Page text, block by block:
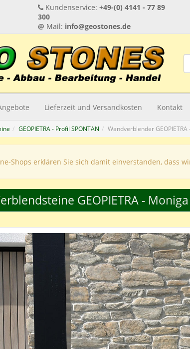
Kundenservice: +49-(0) 4141 - 77 89
300
@ Mail: info@geostones.de
Lieferzeit und Versandkosten Kontakt
GEOPIETRA - Profil SPONTAN Wandverblender GEOPIETRA
Shops erklären Sie sich damit einverstanden, dass
GEOPIETRA - Moniga